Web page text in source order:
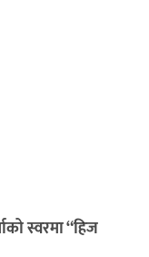
स्वरमा “हिज